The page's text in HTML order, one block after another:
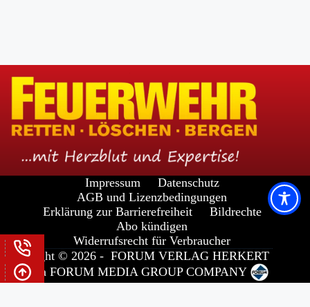
Impressum
Datenschutz
AGB und Lizenzbedingungen
Erklärung zur Barrierefreiheit
Bildrechte
Abo kündigen
Widerrufsrecht für Verbraucher
Copyright © 2026 - FORUM VERLAG HERKERT
GMBH
aFORUM MEDIA GROUPCOMPANY